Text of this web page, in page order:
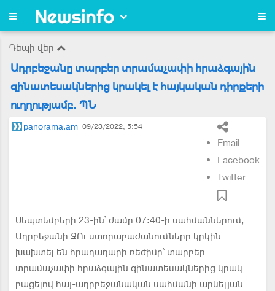
Դեպի վեր
Ադրբեջանը տարբեր տրամաչափի հրաձգային
զինատեսակներից կրակել է հայկական դիրքերի
ուղղությամբ. ՊՆ
panorama.am 09/23/2022, 5:54
Email
Facebook
Twitter
Սեպտեմբերի 23-ին՝ ժամը 07։40-ի սահմաններում,
Ադրբեջանի ԶՈւ ստորաբաժանումները կրկին
խախտել են հրադադարի ռեժիմը՝ տարբեր
տրամաչափի հրաձգային զինատեսակներից կրակ
բացելով հայ-ադրբեջանական սահմանի արևելյան